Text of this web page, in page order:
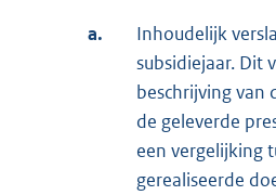
a.
Inhoudelijk
subsidiejaar. Dit
beschrijving van
de geleverde
een vergelijking
gerealiseerde